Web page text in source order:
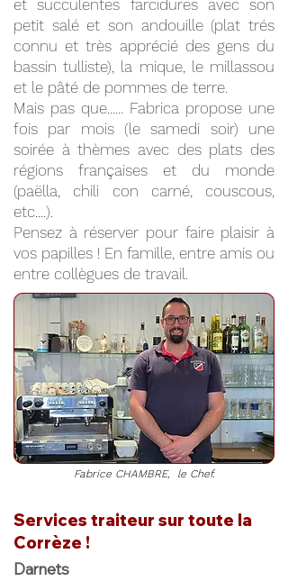
et succulentes farcidures avec son
petit salé et son andouille (plat trés
connu et très apprécié des gens du
bassin tulliste), la mique, le millassou
et le pâté de pommes de terre.
Mais pas que...... Fabrica propose une
fois par mois (le samedi soir) une
soirée à thèmes avec des plats des
régions françaises et du monde
(paëlla, chili con carné, couscous,
etc....).
Pensez à réserver pour faire plaisir à
vos papilles ! En famille, entre amis ou
entre collègues de travail.
Fabrice CHAMBRE, le Chef.
Services traiteur sur toute la
Corrèze !
Darnets